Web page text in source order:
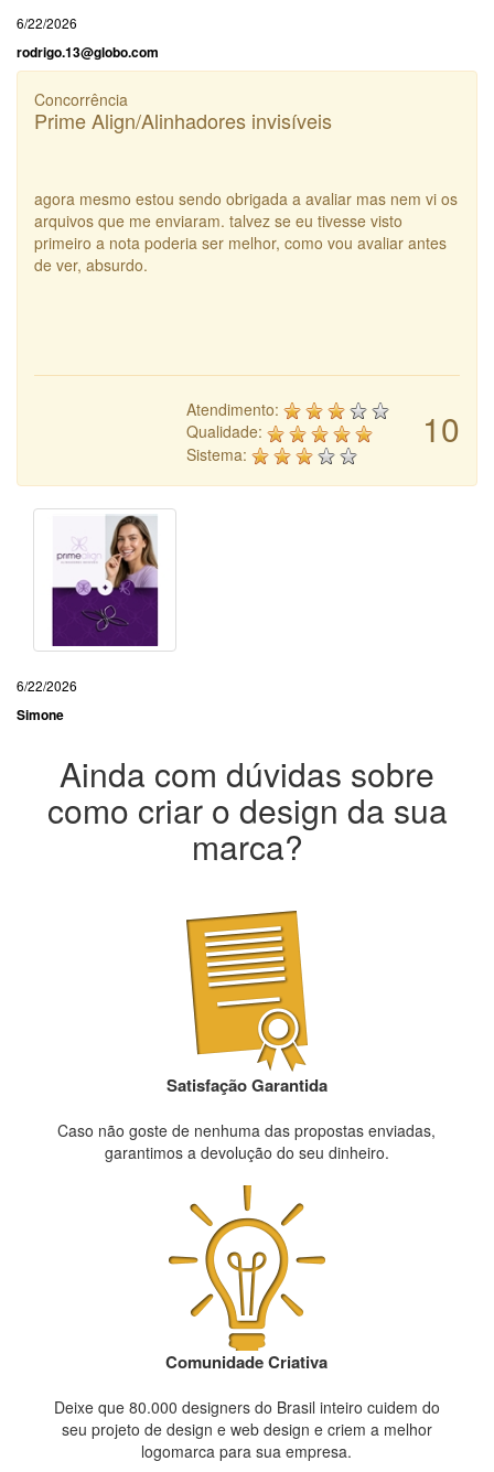
6/22/2026
rodrigo.13@globo.com
Concorrência
Prime Align/Alinhadores invisíveis
agora mesmo estou sendo obrigada a avaliar mas nem vi os
arquivos que me enviaram. talvez se eu tivesse visto
primeiro a nota poderia ser melhor, como vou avaliar antes
de ver, absurdo.
10
Atendimento:
Qualidade:
Sistema:
6/22/2026
Simone
Ainda com dúvidas sobre
como criar o design da sua
marca?
Satisfação Garantida
Caso não goste de nenhuma das propostas enviadas,
garantimos a devolução do seu dinheiro.
Comunidade Criativa
Deixe que 80.000 designers do Brasil inteiro cuidem do
seu projeto de design e web design e criem a melhor
logomarca para sua empresa.